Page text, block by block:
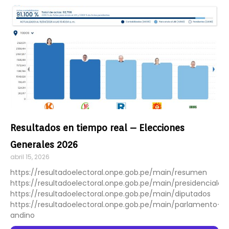
Resultados en tiempo real – Elecciones
Generales 2026
abril 15, 2026
https://resultadoelectoral.onpe.gob.pe/main/resumen
https://resultadoelectoral.onpe.gob.pe/main/presidenciales
https://resultadoelectoral.onpe.gob.pe/main/diputados
https://resultadoelectoral.onpe.gob.pe/main/parlamento-
andino